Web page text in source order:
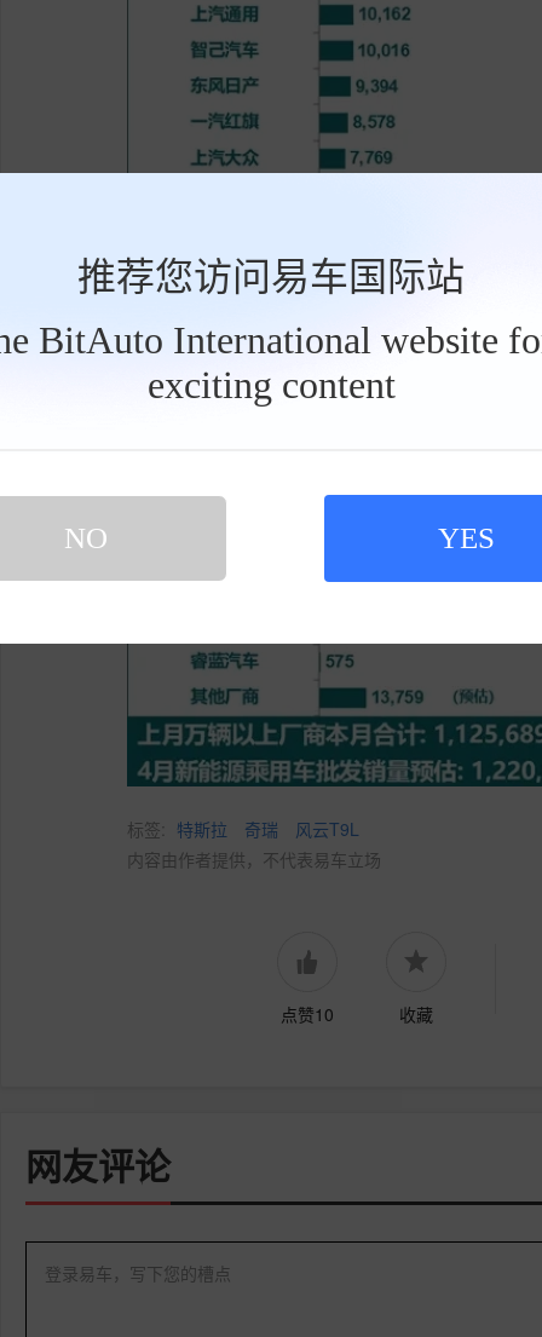
推荐您访问易车国际站
BitAuto International website
exciting content
NO YES
标签: 特斯拉 奇瑞
风云T9L
内容由作者提供，不代表易车立场
点赞10 收藏
网友评论
登录易车，写下您的槽点